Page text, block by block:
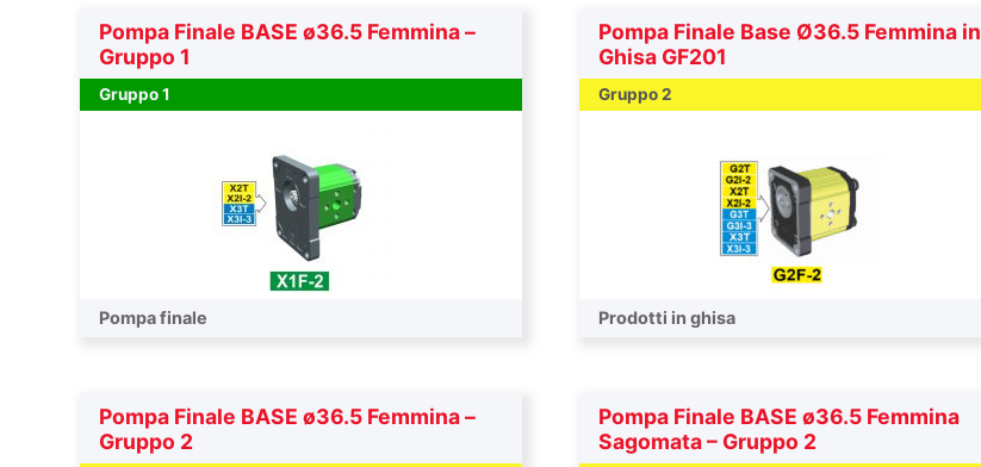
Pompa Finale BASE ø36.5 Femmina –
Gruppo 1
Gruppo 1
Pompa finale
Pompa Finale Base Ø36.5 Femmina in
Ghisa GF201
Gruppo 2
Pompa finale
Prodotti in ghisa
Pompa Finale BASE ø36.5 Femmina –
Gruppo 2
Pompa Finale BASE ø36.5 Femmina
Sagomata – Gruppo 2